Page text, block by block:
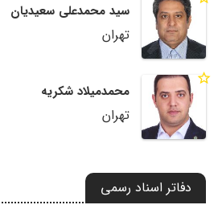
سید محمدعلی سعیدیان
تهران
محمدمیلاد شکریه
تهران
دفاتر اسناد رسمی